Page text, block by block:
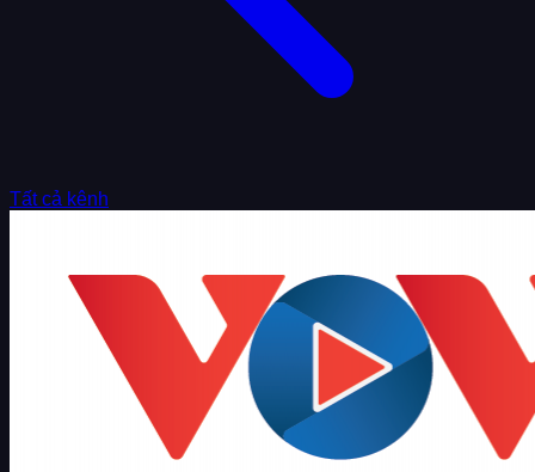
Tất cả kênh